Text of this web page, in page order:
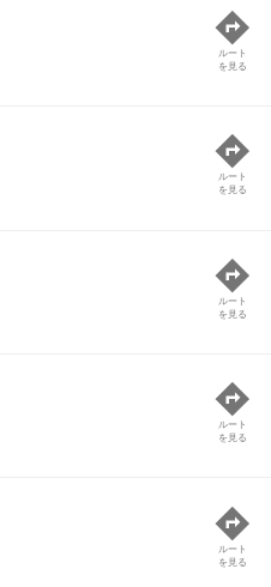
ルート
を見る
ルート
を見る
ルート
を見る
ルート
を見る
ルート
を見る